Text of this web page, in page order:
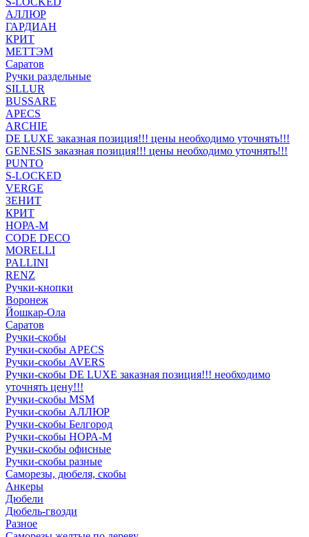
АЛЛЮР
ГАРДИАН
КРИТ
МЕТТЭМ
Саратов
Ручки раздельные
SILLUR
BUSSARE
APECS
ARCHIE
DE LUXE заказная позиция!!! цены необходимо уточнять!!!
GENESIS заказная позиция!!! цены необходимо уточнять!!!
PUNTO
S-LOCKED
VERGE
ЗЕНИТ
КРИТ
НОРА-М
CODE DECO
MORELLI
PALLINI
RENZ
Ручки-кнопки
Воронеж
Йошкар-Ола
Саратов
Ручки-скобы
Ручки-скобы APECS
Ручки-скобы AVERS
Ручки-скобы DE LUXE заказная позиция!!! необходимо
уточнять цену!!!
Ручки-скобы MSM
Ручки-скобы АЛЛЮР
Ручки-скобы Белгород
Ручки-скобы НОРА-М
Ручки-скобы офисные
Ручки-скобы разные
Саморезы, дюбеля, скобы
Анкеры
Дюбели
Дюбель-гвозди
Разное